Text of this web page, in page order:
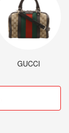
GUCCI